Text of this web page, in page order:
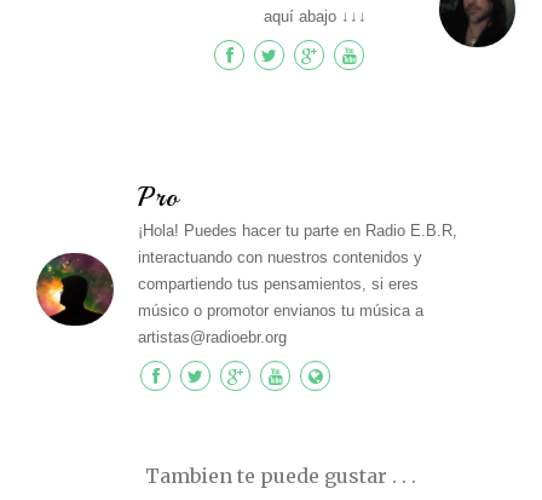
aquí abajo ↓↓↓
Pro
¡Hola! Puedes hacer tu parte en Radio E.B.R,
interactuando con nuestros contenidos y
compartiendo tus pensamientos, si eres
músico o promotor envianos tu música a
artistas@radioebr.org
Tambien te puede gustar . . .